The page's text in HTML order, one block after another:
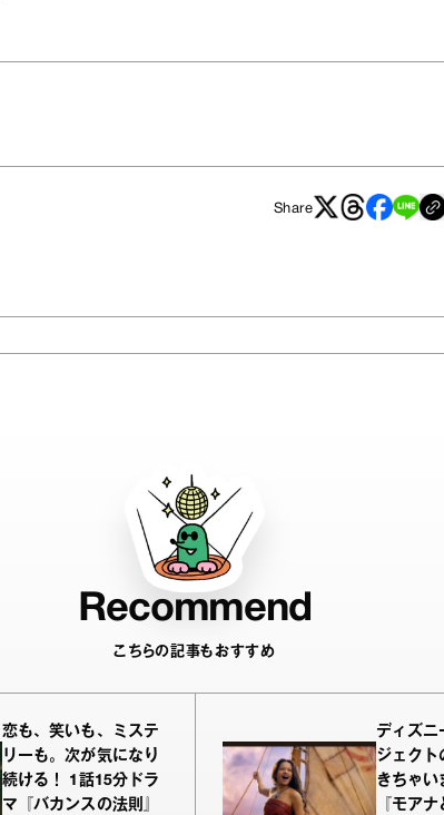
Share
Recommend
こちらの記事もおすすめ
恋も、笑いも、ミステ
リーも。次が気になり
続ける！ 1話15分ドラ
マ『バカンスの法則』
ディズニ
ジェクト
きちゃい
『モア